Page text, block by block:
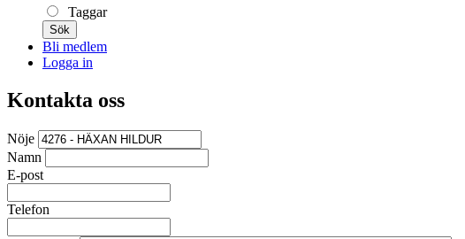
Taggar
Sök
Bli medlem
Logga in
Kontakta oss
Nöje
Namn
E-post
Telefon